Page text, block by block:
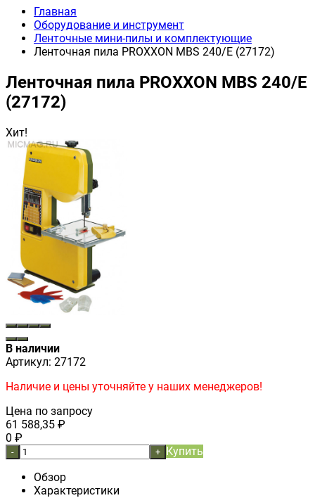
Главная
Оборудование и инструмент
Ленточные мини-пилы и комплектующие
Ленточная пила PROXXON MBS 240/E (27172)
Ленточная пила PROXXON MBS 240/E
(27172)
Хит!
В наличии
Артикул: 27172
Наличие и цены уточняйте у наших менеджеров!
Цена по запросу
61 588,35 ₽
0 ₽
- + Купить
Обзор
Характеристики